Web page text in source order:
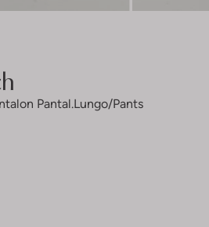
Pantal.lungo/pants